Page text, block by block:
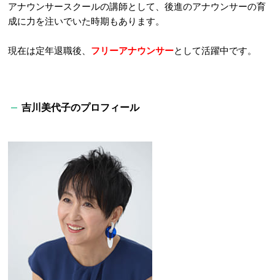
アナウンサースクールの講師として、後進のアナウンサーの育
成に力を注いでいた時期もあります。
現在は定年退職後、 フリーアナウンサーとして活躍中です。
吉川美代子のプロフィール